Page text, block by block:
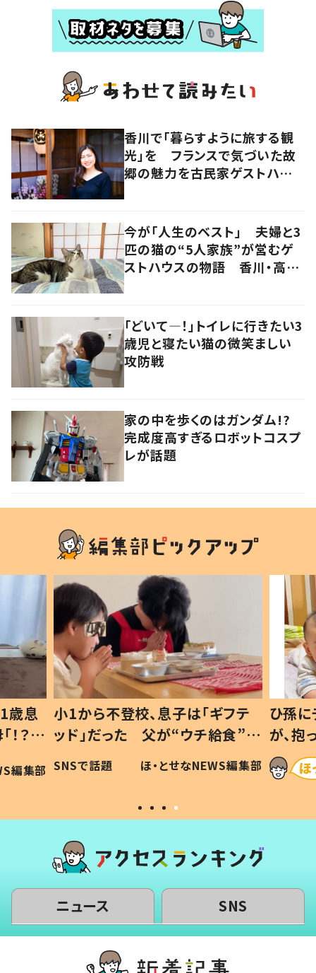
香川で「暮らすように旅する観
光」を フランスで気づいた故
郷の魅力を古民家ゲストハウス
今が「人生のベスト」 夫婦と3
匹の猫の“5人家族”が営むゲ
ストハウスの物語 香川・高松
「どいて―！」トイレに行きたい3
歳児と寝たい猫の微笑ましい
攻防戦
家の中を歩くのはガンダム!?
完成度高すぎるロボットコスプ
レが話題
歳息
？」
編集部
小1から不登校、息子は「ギフテ
ッド」だった 父が“ウチ給食”を
作り続ける理由とは #令和の親
#令和の子
SNSで話題 ほ・とせなNEWS編集部
ひ孫
が、
「涙が
い」
ニュース SNS